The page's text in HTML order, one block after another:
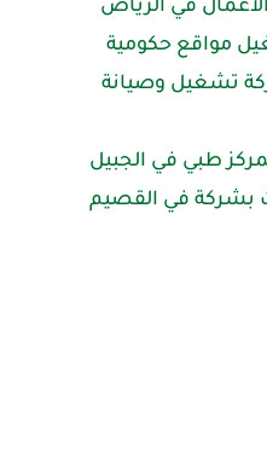
في الرياض
مواقع حكومية
تشغيل وصيانة
طبي في الجبيل
بشركة في القصيم